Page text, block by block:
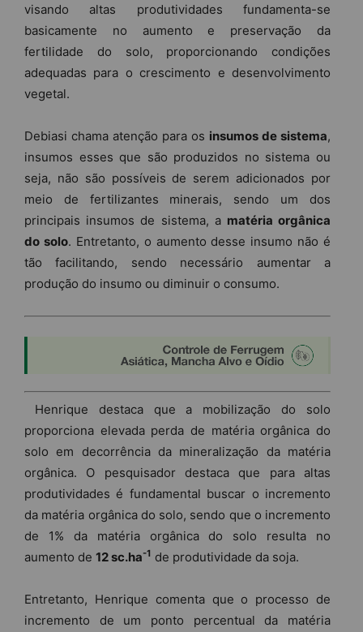
visando altas produtividades fundamenta-se
basicamente no aumento e preservação da
fertilidade do solo, proporcionando condições
adequadas para o crescimento e desenvolvimento
vegetal.
Debiasi chama atenção para os insumos de sistema,
insumos esses que são produzidos no sistema ou
seja, não são possíveis de serem adicionados por
meio de fertilizantes minerais, sendo um dos
principais insumos de sistema, a matéria orgânica
do solo. Entretanto, o aumento desse insumo não é
tão facilitando, sendo necessário aumentar a
produção do insumo ou diminuir o consumo.
Henrique destaca que a mobilização do solo
proporciona elevada perda de matéria orgânica do
solo em decorrência da mineralização da matéria
orgânica. O pesquisador destaca que para altas
produtividades é fundamental buscar o incremento
da matéria orgânica do solo, sendo que o incremento
de 1% da matéria orgânica do solo resulta no
aumento de 12 sc.ha-1 de produtividade da soja.
Entretanto, Henrique comenta que o processo de
incremento de um ponto percentual da matéria